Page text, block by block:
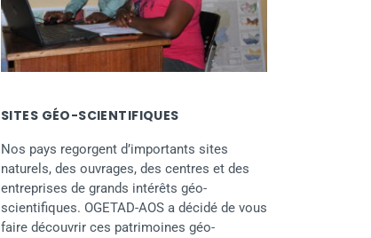
SITES GÉO-SCIENTIFIQUES
Nos pays regorgent d’importants sites
naturels, des ouvrages, des centres et des
entreprises de grands intérêts géo-
scientifiques. OGETAD-AOS a décidé de vous
faire découvrir ces patrimoines géo-